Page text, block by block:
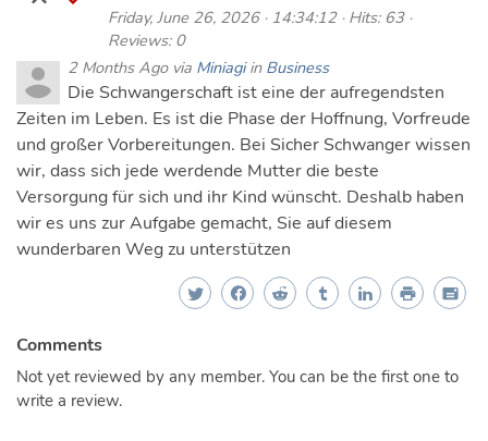
Friday, June 26, 2026 · 14:34:12 · Hits: 63 ·
Reviews: 0
2 Months Ago via Miniagi in Business
Die Schwangerschaft ist eine der aufregendsten
Zeiten im Leben. Es ist die Phase der Hoffnung, Vorfreude
und großer Vorbereitungen. Bei Sicher Schwanger wissen
wir, dass sich jede werdende Mutter die beste
Versorgung für sich und ihr Kind wünscht. Deshalb haben
wir es uns zur Aufgabe gemacht, Sie auf diesem
wunderbaren Weg zu unterstützen
Comments
Not yet reviewed by any member. You can be the first one to
write a review.